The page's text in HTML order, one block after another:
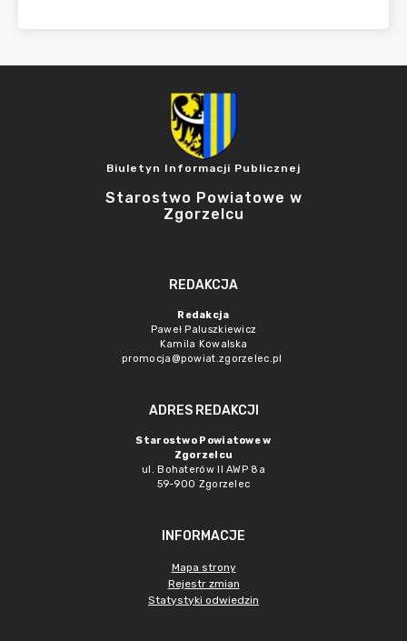
Biuletyn Informacji Publicznej
Starostwo Powiatowe w
Zgorzelcu
REDAKCJA
Redakcja
Paweł Paluszkiewicz
Kamila Kowalska
promocja@powiat.zgorzelec.pl
ADRES REDAKCJI
Starostwo Powiatowe w
Zgorzelcu
ul. Bohaterów II AWP 8a
59-900 Zgorzelec
INFORMACJE
Mapa strony
Rejestr zmian
Statystyki odwiedzin